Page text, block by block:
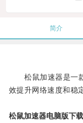
简介
松鼠加速器是一款
效提升网络速度和稳
松鼠加速器电脑版下载